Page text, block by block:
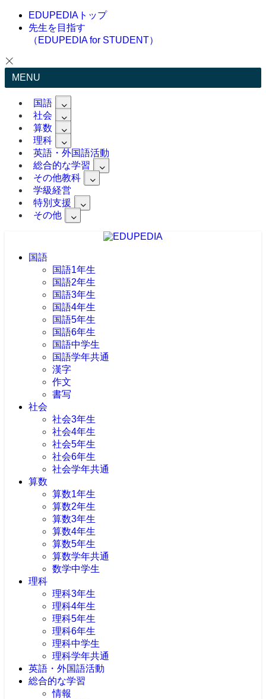
EDUPEDIAトップ
先生を目指す
（EDUPEDIA for STUDENT）
MENU
国語
社会
算数
理科
英語・外国語活動
総合的な学習
その他教科
学級経営
特別支援
その他
国語
国語1年生
国語2年生
国語3年生
国語4年生
国語5年生
国語6年生
国語中学生
国語学年共通
漢字
作文
書写
社会
社会3年生
社会4年生
社会5年生
社会6年生
社会学年共通
算数
算数1年生
算数2年生
算数3年生
算数4年生
算数5年生
算数学年共通
数学中学生
理科
理科3年生
理科4年生
理科5年生
理科6年生
理科中学生
理科学年共通
英語・外国語活動
総合的な学習
情報